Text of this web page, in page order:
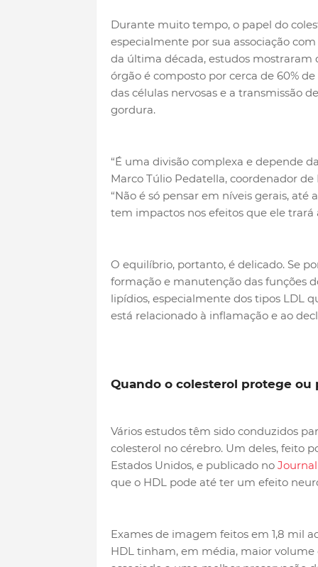
Durante muito tempo, o papel do
especialmente por sua associação com
da última década, estudos mostraram
órgão é composto por cerca de 60%
das células nervosas e a transmissão
gordura.
“É uma divisão complexa e depende
Marco Túlio Pedatella, coordenador
“Não é só pensar em níveis gerais,
tem impactos nos efeitos que ele trará
O equilíbrio, portanto, é delicado. Se
formação e manutenção das funções
lipídios, especialmente dos tipos LDL
está relacionado à inflamação e ao
Quando o colesterol protege ou
Vários estudos têm sido conduzidos
colesterol no cérebro. Um deles, feito
Estados Unidos, e publicado no
que o HDL pode até ter um efeito
Exames de imagem feitos em 1,8 mil
HDL tinham, em média, maior